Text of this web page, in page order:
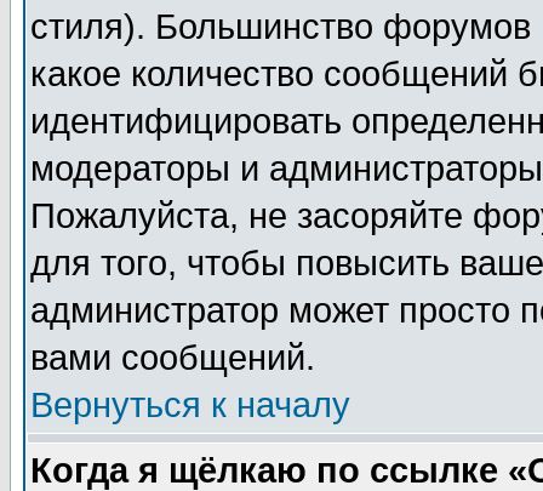
стиля). Большинство форумов
какое количество сообщений
идентифицировать
модераторы и
Пожалуйста, не засоряйте
для того, чтобы повысить
администратор может просто
вами сообщений.
Вернуться к началу
Когда я щёлкаю по ссылке